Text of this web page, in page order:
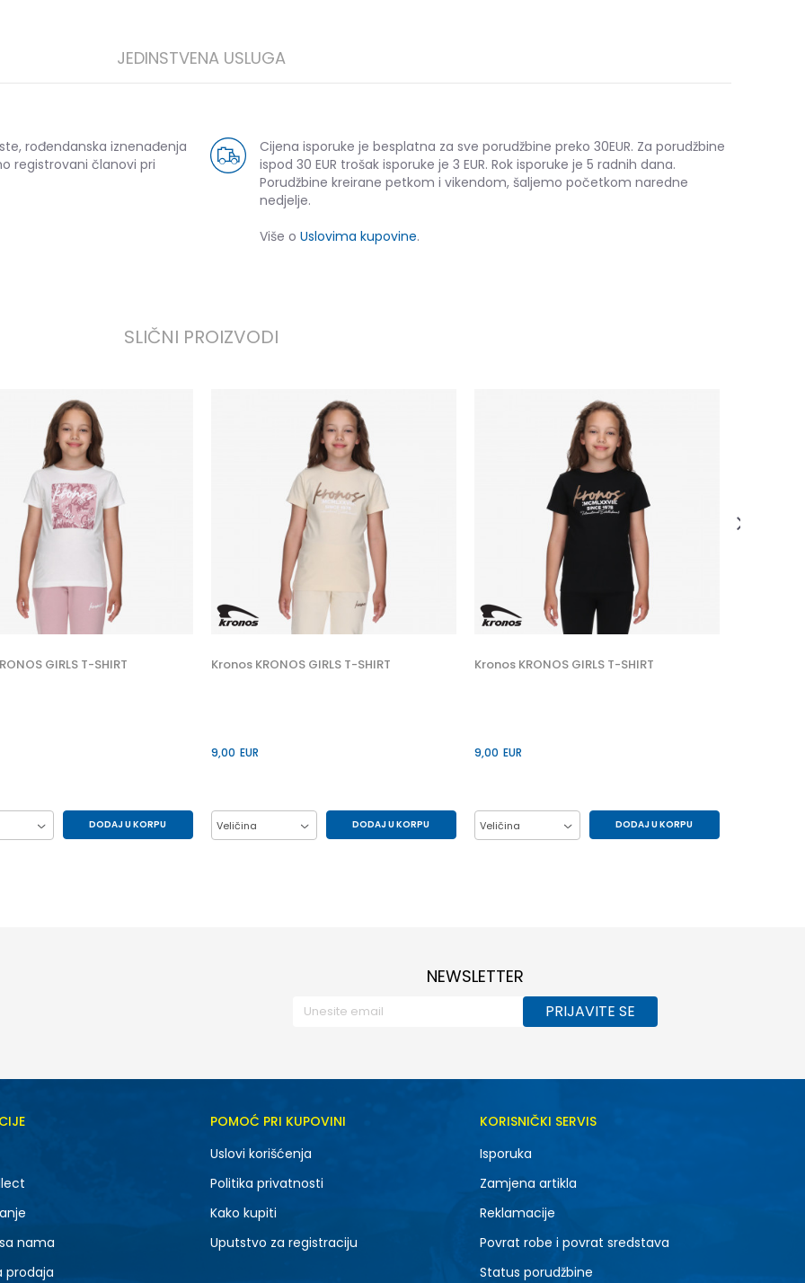
JEDINSTVENA USLUGA
rođendanska iznenađenja
registrovani članovi pri
Cijena isporuke je besplatna za sve porudžbine preko 30EUR. Za porudžbine
ispod 30 EUR trošak isporuke je 3 EUR. Rok isporuke je 5 radnih dana.
Porudžbine kreirane petkom i vikendom, šaljemo početkom naredne
nedjelje.
Više o Uslovima kupovine.
SLIČNI PROIZVODI
GIRLS T-SHIRT
DODAJ U KORPU
Kronos KRONOS GIRLS T-SHIRT
9,00 EUR
Veličina DODAJ U KORPU
Kronos KRONOS GIRLS T-SHIRT
9,00 EUR
Veličina DODAJ U KORPU
11,00
NEWSLETTER
PRIJAVITE SE
nama
prodaja
POMOĆ PRI KUPOVINI
Uslovi korišćenja
Politika privatnosti
Kako kupiti
Uputstvo za registraciju
KORISNIČKI SERVIS
Isporuka
Zamjena artikla
Reklamacije
Povrat robe i povrat sredstava
Status porudžbine